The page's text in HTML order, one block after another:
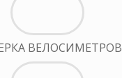
ВЕЛОСИМЕТРОВ